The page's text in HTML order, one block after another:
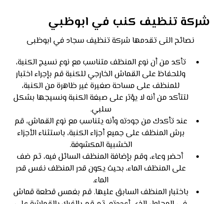
شركة تنظيف كنب في ابوظبي
نصائح التى تقدمها شركة تنظيف سجاد في ابوظبى
تأكد من أن نوع المنظف متناسب مع نوع نسيج الكنبة،
وللحفاظ على القماش الخارجي للكنبة قم بإجراء اختبار
للمنظف على مساحة صغيرة غير ظاهرة من الكنبة،
لتتأكد من أنه لا يؤثر على صبغة الكنبة ونسيجها بشكل
سلبي.
عند تأكدك من جودته وأنه يتناسب مع نوع القماش، قم
برش المنظف على جميع أجزاء الكنبة، باستثناء الأجزاء
الخشبية المكشوفة.
أحضر وعاء، وقم بإضافة المنظف السائل فيه، ثم ضف
على المنظف الماء، بحيث يكون قدر المنظف نفس قدر
الماء.
باختبار المنظف السابق عليها. قم بغمس قطعة قماش